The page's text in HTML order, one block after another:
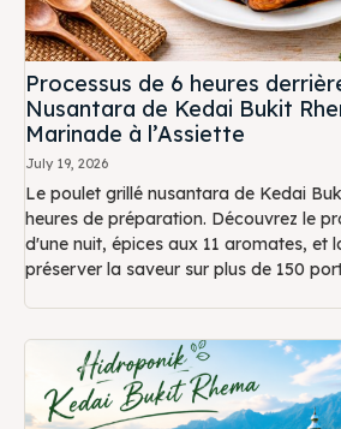
Processus de 6 heures
Nusantara de Kedai Bukit
Marinade à l’Assiette
July 19, 2026
Le poulet grillé nusantara de Kedai
heures de préparation. Découvrez le
d'une nuit, épices aux 11 aromates, et
préserver la saveur sur plus de 150